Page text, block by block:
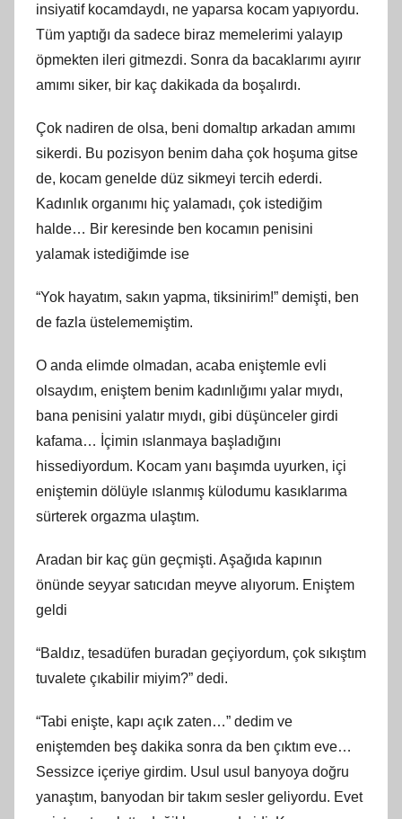
insiyatif kocamdaydı, ne yaparsa kocam yapıyordu.
Tüm yaptığı da sadece biraz memelerimi yalayıp
öpmekten ileri gitmezdi. Sonra da bacaklarımı ayırır
amımı siker, bir kaç dakikada da boşalırdı.
Çok nadiren de olsa, beni domaltıp arkadan amımı
sikerdi. Bu pozisyon benim daha çok hoşuma gitse
de, kocam genelde düz sikmeyi tercih ederdi.
Kadınlık organımı hiç yalamadı, çok istediğim
halde… Bir keresinde ben kocamın penisini
yalamak istediğimde ise
“Yok hayatım, sakın yapma, tiksinirim!” demişti, ben
de fazla üstelememiştim.
O anda elimde olmadan, acaba eniştemle evli
olsaydım, eniştem benim kadınlığımı yalar mıydı,
bana penisini yalatır mıydı, gibi düşünceler girdi
kafama… İçimin ıslanmaya başladığını
hissediyordum. Kocam yanı başımda uyurken, içi
eniştemin dölüyle ıslanmış külodumu kasıklarıma
sürterek orgazma ulaştım.
Aradan bir kaç gün geçmişti. Aşağıda kapının
önünde seyyar satıcıdan meyve alıyorum. Eniştem
geldi
“Baldız, tesadüfen buradan geçiyordum, çok sıkıştım
tuvalete çıkabilir miyim?” dedi.
“Tabi enişte, kapı açık zaten…” dedim ve
eniştemden beş dakika sonra da ben çıktım eve…
Sessizce içeriye girdim. Usul usul banyoya doğru
yanaştım, banyodan bir takım sesler geliyordu. Evet